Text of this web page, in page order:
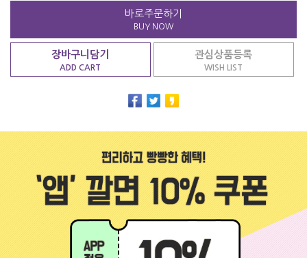
바로주문하기
BUY NOW
장바구니담기
ADD CART
관심상품등록
WISH LIST